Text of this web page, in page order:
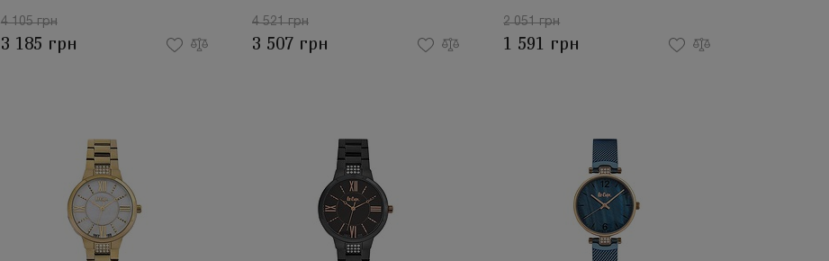
4 105 грн
3 185 грн
4 521 грн
3 507 грн
2 051 грн
1 591 грн